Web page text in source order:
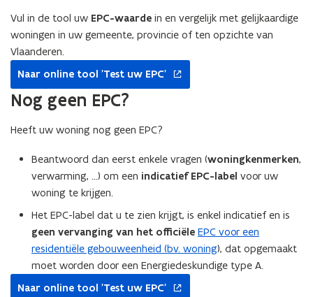
Vul in de tool uw EPC-waarde in en vergelijk met gelijkaardige
woningen in uw gemeente, provincie of ten opzichte van
Vlaanderen.
Naar online tool 'Test uw EPC'
nieuw
venster
Nog geen EPC?
Heeft uw woning nog geen EPC?
Beantwoord dan eerst enkele vragen (woningkenmerken,
verwarming, ...) om een indicatief EPC-label voor uw
woning te krijgen.
Het EPC-label dat u te zien krijgt, is enkel indicatief en is
geen vervanging van het officiële EPC voor een
residentiële gebouweenheid (bv. woning), dat opgemaakt
moet worden door een Energiedeskundige type A.
Naar online tool 'Test uw EPC'